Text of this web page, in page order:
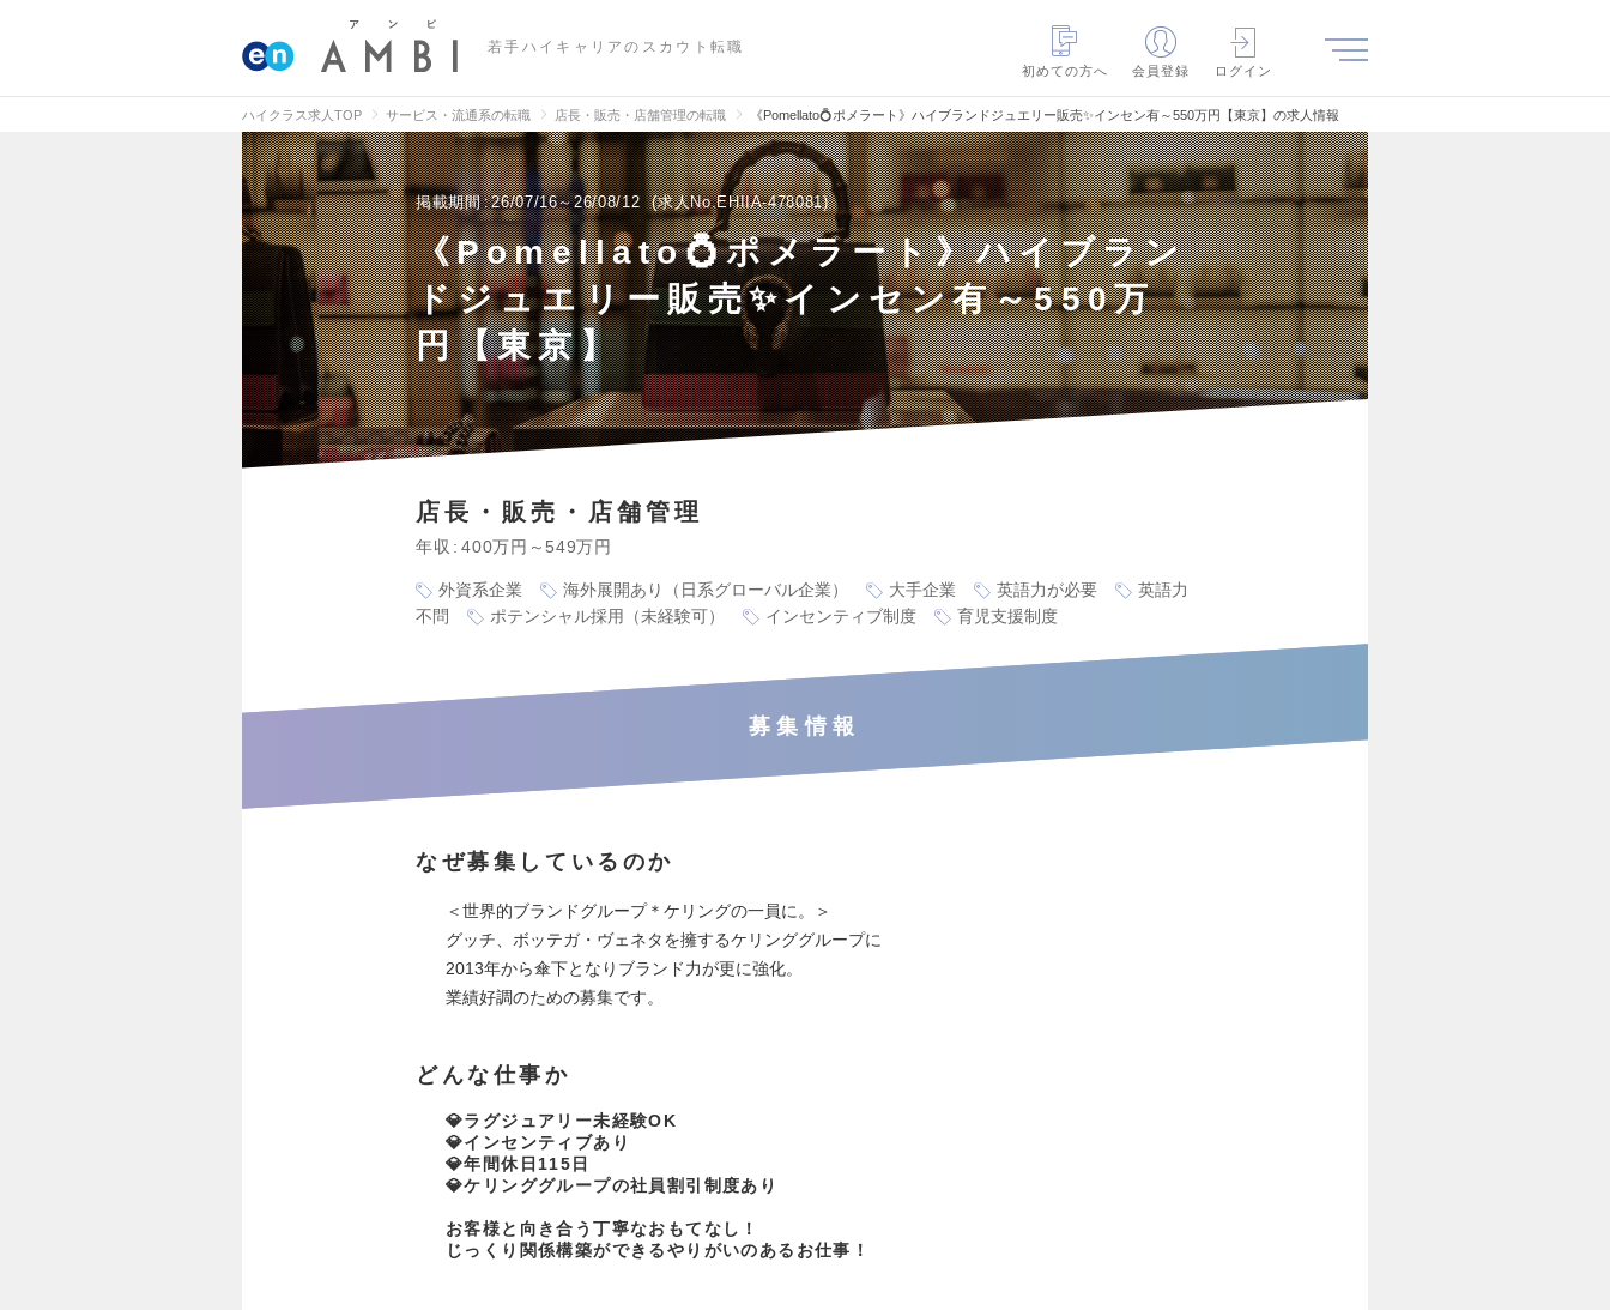
若手ハイキャリアのスカウト転職
初めての方へ
会員登録 ログイン
ハイクラス求人TOP サービス・流通系の転職 店長・販売・店舗管理の転職 《Pomellato💍ポメラート》ハイブランドジュエリー販売✨インセン有～550万円【東京】の求人情報
掲載期間 26/07/16～26/08/12 求人No.EHIIA-478081
《Pomellato💍ポメラート》ハイブラン
ドジュエリー販売✨インセン有～550万
円【東京】
店長・販売・店舗管理
年収 400万円～549万円
外資系企業 海外展開あり（日系グローバル企業） 大手企業 英語力が必要
英語力
不問
ポテンシャル採用（未経験可） インセンティブ制度 育児支援制度
募集情報
なぜ募集しているのか
＜世界的ブランドグループ＊ケリングの一員に。＞
グッチ、ボッテガ・ヴェネタを擁するケリンググループに
2013年から傘下となりブランド力が更に強化。
業績好調のための募集です。
どんな仕事か
💎ラグジュアリー未経験OK
💎インセンティブあり
💎年間休日115日
💎ケリンググループの社員割引制度あり
お客様と向き合う丁寧なおもてなし！
じっくり関係構築ができるやりがいのあるお仕事！